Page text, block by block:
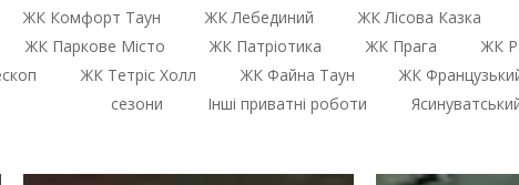
ЖК Комфорт Таун ЖК Лебединий ЖК Лісова Казка
ЖК Паркове Місто ЖК Патріотика ЖК Прага ЖК
ЖК Тетріс Холл ЖК Файна Таун ЖК
сезони
Інші приватні роботи